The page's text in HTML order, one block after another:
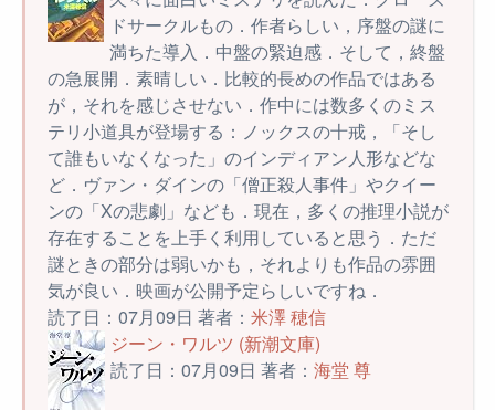
ドサークルもの．作者らしい，序盤の謎に
満ちた導入．中盤の緊迫感．そして，終盤
の急展開．素晴しい．比較的長めの作品ではある
が，それを感じさせない．作中には数多くのミス
テリ小道具が登場する：ノックスの十戒，「そし
て誰もいなくなった」のインディアン人形などな
ど．ヴァン・ダインの「僧正殺人事件」やクイー
ンの「Xの悲劇」なども．現在，多くの推理小説が
存在することを上手く利用していると思う．ただ
謎ときの部分は弱いかも，それよりも作品の雰囲
気が良い．映画が公開予定らしいですね．
読了日：07月09日 著者： 米澤 穂信
ジーン・ワルツ (新潮文庫)
読了日：07月09日 著者： 海堂 尊